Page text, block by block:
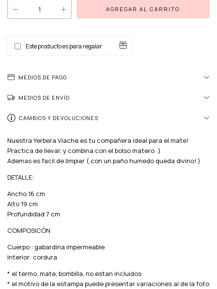
Este producto es para regalar
MEDIOS DE PAGO
MEDIOS DE ENVÍO
CAMBIOS Y DEVOLUCIONES
Nuestra Yerbera Viache es tu compañera ideal para el mate!
Practica de llevar, y combina con el bolso matero :)
Ademas es facil de limpiar ( con un paño humedo queda divino! )
DETALLE:
Ancho 16 cm
Alto 19 cm
Profundidad 7 cm
COMPOSICÓN
Cuerpo : gabardina impermeable
Interior: cordura
* el termo, mate, bombilla, no estan incluidos
* el motivo de la estampa puede presentar variaciones al de la foto